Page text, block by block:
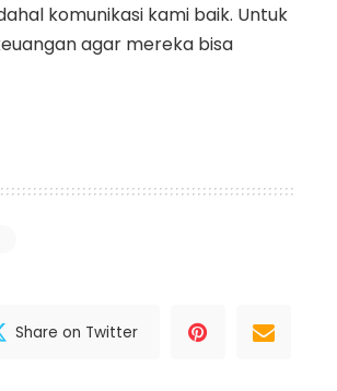
komunikasi kami baik. Untuk
agar mereka bisa
Share on Twitter